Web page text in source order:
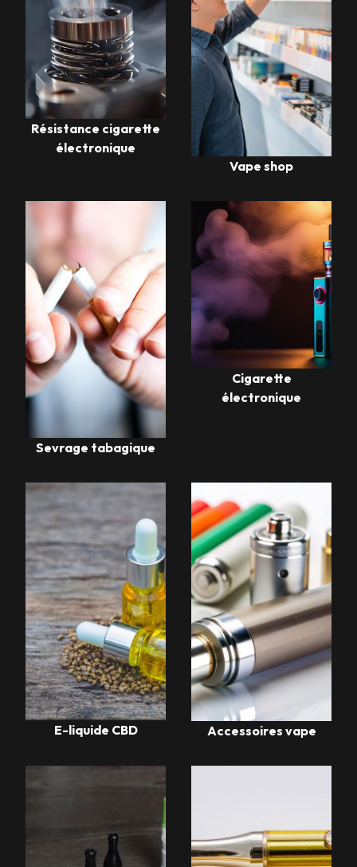
Résistance cigarette
électronique
Vape shop
Sevrage tabagique
Cigarette
électronique
E-liquide CBD Accessoires vape